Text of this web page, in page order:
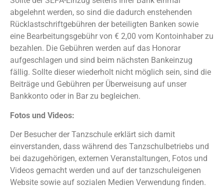
abgelehnt werden, so sind die dadurch enstehenden
Rücklastschriftgebühren der beteiligten Banken sowie
eine Bearbeitungsgebühr von € 2,00 vom Kontoinhaber zu
bezahlen. Die Gebühren werden auf das Honorar
aufgeschlagen und sind beim nächsten Bankeinzug
fällig. Sollte dieser wiederholt nicht möglich sein, sind die
Beiträge und Gebühren per Überweisung auf unser
Bankkonto oder in Bar zu begleichen.
Fotos und Videos:
Der Besucher der Tanzschule erklärt sich damit
einverstanden, dass während des Tanzschulbetriebs und
bei dazugehörigen, externen Veranstaltungen, Fotos und
Videos gemacht werden und auf der tanzschuleigenen
Website sowie auf sozialen Medien Verwendung finden.